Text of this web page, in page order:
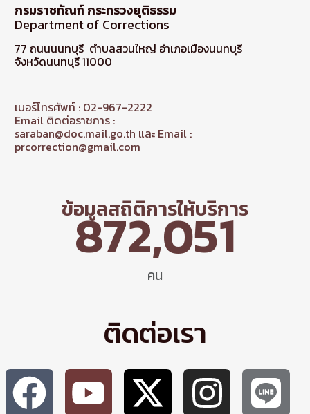
กรมราชทัณฑ์ กระทรวงยุติธรรม
Department of Corrections
77 ถนนนนทบุรี ตำบลสวนใหญ่ อำเภอเมืองนนทบุรี
จังหวัดนนทบุรี 11000
เบอร์โทรศัพท์ : 02-967-2222
Email ติดต่อราชการ :
saraban@doc.mail.go.th และ Email :
prcorrection@gmail.com
ข้อมูลสถิติการให้บริการ
คน
872,051
ติดต่อเรา